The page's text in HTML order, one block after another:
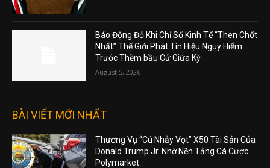
Báo Động Đỏ Khi Chỉ Số Kinh Tế “Then Chốt
Nhất” Thế Giới Phát Tín Hiệu Nguy Hiểm
Trước Thềm bầu Cử Giữa Kỳ
August 5, 2026
BÀI VIẾT MỚI NHẤT
Thương Vụ “Cú Nhảy Vọt” X50 Tài Sản Của
Donald Trump Jr. Nhờ Nền Tảng Cá Cược
Polymarket